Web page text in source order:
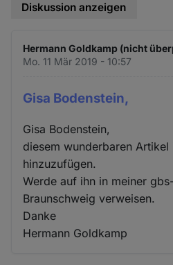
Diskussion anzeigen
Hermann Goldkamp (nicht
Mo. 11 Mär 2019 - 10:57
Gisa Bodenstein,
Gisa Bodenstein,
diesem wunderbaren Artikel
hinzuzufügen.
Werde auf ihn in meiner
Braunschweig verweisen.
Danke
Hermann Goldkamp